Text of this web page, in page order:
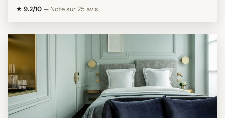
★ 9.2/10 — Note sur 25 avis